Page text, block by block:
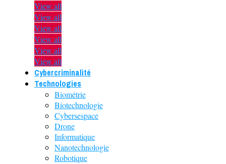
View all
View all
View all
View all
View all
View all
Cybercriminalité
Technologies
Biométrie
Biotechnologie
Cybersespace
Drone
Informatique
Nanotechnologie
Robotique